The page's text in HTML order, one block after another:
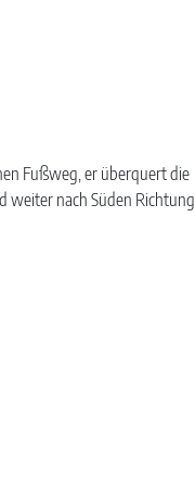
Fußweg, er überquert die
weiter nach Süden Richtung